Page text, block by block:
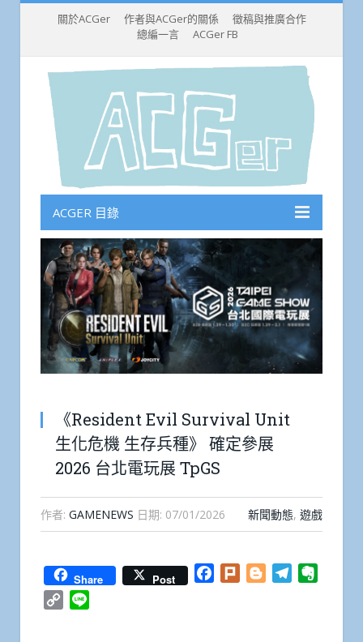
關於ACGer 作者與ACGer的關係
徵稿與推廣合作
總編一言
ACGer FB
ACGER 目錄
《Resident Evil Survival Unit
生化危機 生存兵種》 確定參展
2026 台北電玩展 TpGS
作者: GAMENEWS 日期: 07/01/2026 新聞動態, 遊戲
Share Post Facebook
Plurk BloggerTelegram
Copy